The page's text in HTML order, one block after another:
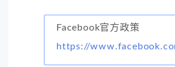
Facebook官方政策
https://